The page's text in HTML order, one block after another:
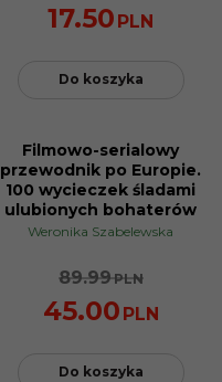
17.50 PLN
Do koszyka
PROMOCJA
Filmowo-serialowy
przewodnik po Europie.
100 wycieczek śladami
ulubionych bohaterów
Weronika Szabelewska
89.99PLN
45.00 PLN
Do koszyka